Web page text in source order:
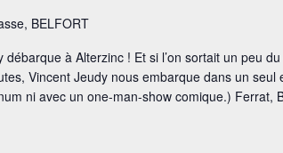
BELFORT
débarque à Alterzinc ! Et si l’on sortait un peu
Vincent Jeudy nous embarque dans un seul
ni avec un one-man-show comique.) Ferrat,